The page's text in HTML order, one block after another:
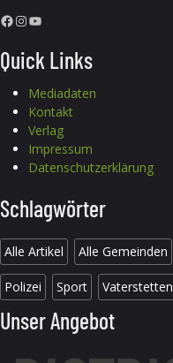
Facebook InstagramYouTube
Quick Links
Mediadaten
Kontakt
Verlag
Impressum
Datenschutzerklärung
Schlagwörter
Alle Artikel Alle Gemeinden
Polizei Sport Vaterstetten
Unser Angebot